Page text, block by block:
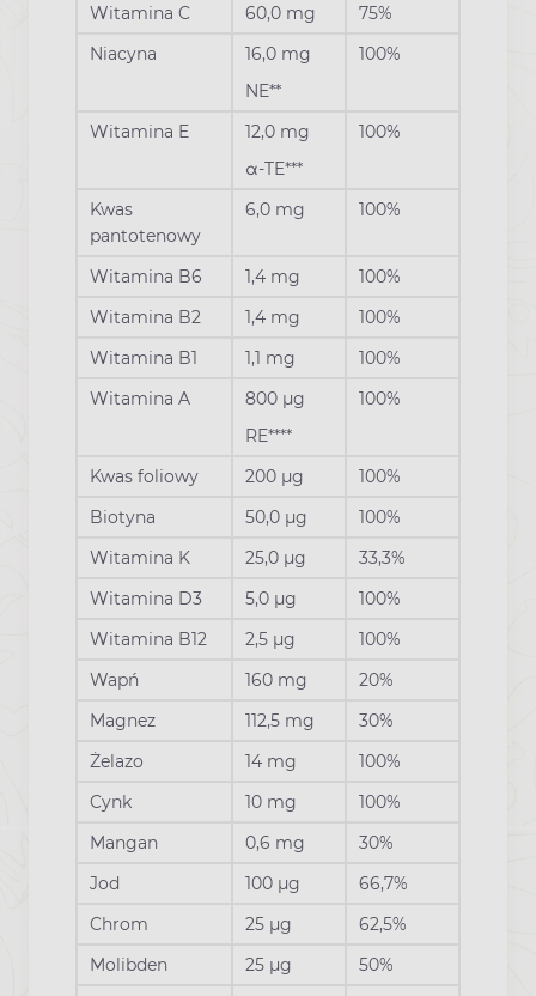
Witamina C
60,0 mg
75%
Niacyna
16,0 mg
NE**
100%
Witamina E
12,0 mg
α-TE***
100%
Kwas
pantotenowy
6,0 mg 100%
Witamina B6 1,4 mg
100%
Witamina B2
1,4 mg
100%
Witamina B1
1,1 mg
100%
Witamina A
800 µg
RE****
100%
Kwas foliowy 200 µg
100%
Biotyna
50,0 µg
100%
Witamina K
25,0 µg
33,3%
Witamina D3
5,0 µg
100%
Witamina B12
2,5 µg
100%
Wapń
160 mg
20%
Magnez
112,5 mg
30%
Żelazo
14 mg
100%
Cynk
10 mg
100%
Mangan
0,6 mg
30%
Jod
100 µg
66,7%
Chrom
25 µg
62,5%
Molibden
25 µg
50%